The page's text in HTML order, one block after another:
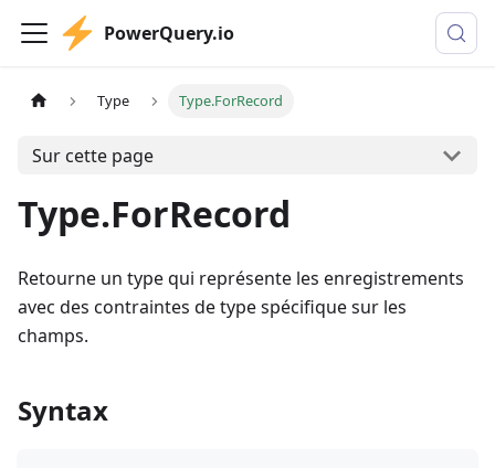
PowerQuery.io
Type Type.ForRecord
Sur cette page
Type.ForRecord
Retourne un type qui représente les enregistrements
avec des contraintes de type spécifique sur les
champs.
Syntax